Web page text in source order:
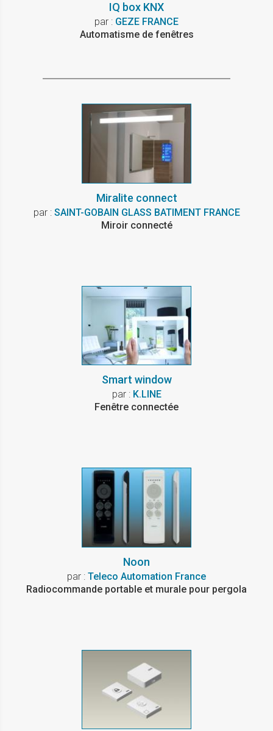
IQ box KNX
par : GEZE FRANCE
Automatisme de fenêtres
Miralite connect
par : SAINT-GOBAIN GLASS BATIMENT FRANCE
Miroir connecté
Smart window
par : K.LINE
Fenêtre connectée
Noon
par : Teleco Automation France
Radiocommande portable et murale pour pergola